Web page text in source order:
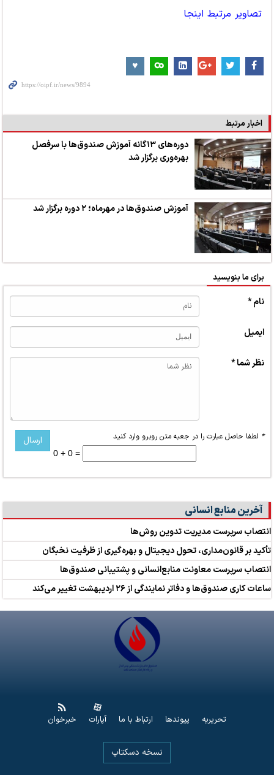
تصاویر مرتبط اینجا
اخبار مرتبط
دوره‌های ۱۳گانه آموزش صندوق‌ها با سرفصل
بهره‌وری برگزار شد
آموزش صندوق‌ها در مهرماه؛ ۲ دوره برگزار شد
برای ما بنویسید
نام *
ایمیل
نظر شما *
* لطفا حاصل عبارت را در جعبه متن روبرو وارد کنید
0 + 0 =
آخرین منابع انسانی
انتصاب سرپرست مدیریت تدوین روش‌ها
تأکید بر قانون‌مداری، تحول دیجیتال و بهره‌گیری از ظرفیت نخبگان
انتصاب سرپرست معاونت منابع‌انسانی و پشتیبانی صندوق‌ها
ساعات کاری صندوق‌ها و دفاتر نمایندگی از ۲۶ اردیبهشت تغییر می‌کند
تحریریه پیوندها ارتباط با ما آپارات خبرخوان
نسخه دسکتاپ